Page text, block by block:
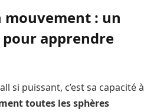
mouvement : un
apprendre
si puissant, c’est sa capacité à
toutes les sphères